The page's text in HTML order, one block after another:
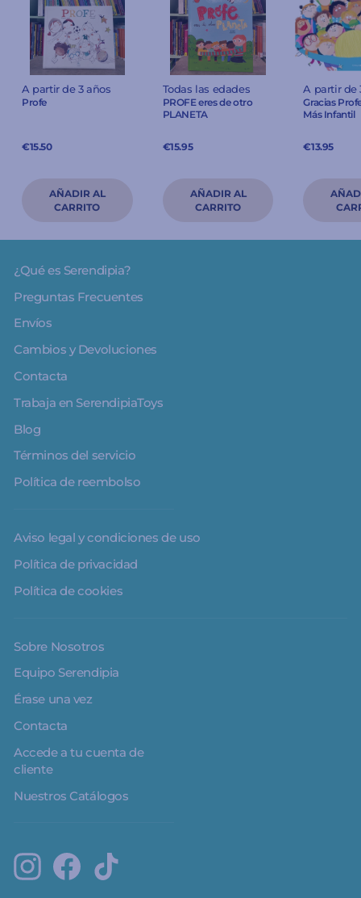
A partir de 3 años
Profe
€15.50
Todas las edades
PROFE eres de otro
PLANETA
€15.95
A partir de
Gracias
Más Infantil
€13.95
¿Qué es Serendipia?
Preguntas Frecuentes
Envíos
Cambios y Devoluciones
Contacta
Trabaja en SerendipiaToys
Blog
Términos del servicio
Política de reembolso
Aviso legal y condiciones de uso
Política de privacidad
Política de cookies
Sobre Nosotros
Equipo Serendipia
Érase una vez
Contacta
Accede a tu cuenta de
cliente
Nuestros Catálogos
InstagramFacebook